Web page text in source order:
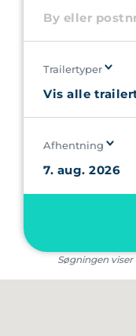
Trailertyper
Afhentning
Søgningen